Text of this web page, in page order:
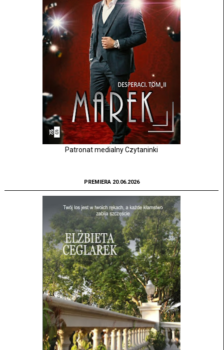
Patronat medialny Czytaninki
PREMIERA 20.06.2026